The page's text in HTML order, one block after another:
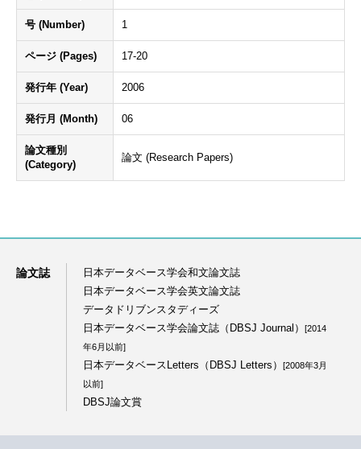
号 (Number) 1
ページ (Pages) 17-20
発行年 (Year) 2006
発行月 (Month) 06
論文種別
(Category)
論文 (Research Papers)
論文誌
日本データベース学会和文論文誌
日本データベース学会英文論文誌
データドリブンスタディーズ
日本データベース学会論文誌（DBSJ Journal）
[2014
年6月以前]
日本データベースLetters（DBSJ Letters）
[2008年3月
以前]
DBSJ論文賞